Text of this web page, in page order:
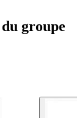
groupe